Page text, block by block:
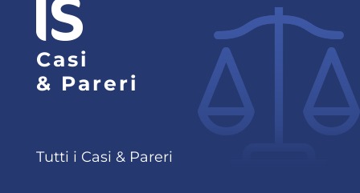
Attenzione! Dopo 5 tentativi di login con
credenziali errate l'accesso sarà sospeso per 60
Hai dimenticato la password?
Casi
& Pareri
Tutti i Casi & Pareri